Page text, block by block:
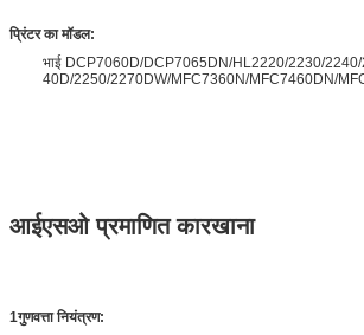
प्रिंटर का मॉडल:
भाई DCP7060D/DCP7065DN/HL2220/2230/2240/
40D/2250/2270DW/MFC7360N/MFC7460DN/
आईएसओ प्रमाणित कारखाना
1गुणवत्ता नियंत्रण: